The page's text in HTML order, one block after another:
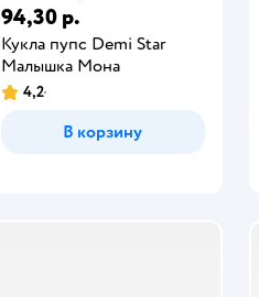
94,30 р.
Кукла пупс Demi Star
Малышка Мона
4,2
В корзину